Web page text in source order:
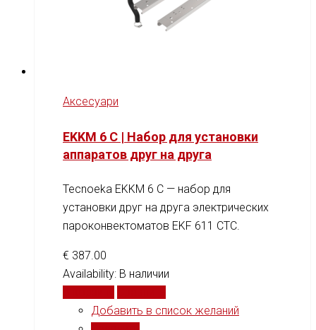
Аксесуари
EKKM 6 C | Набор для установки
аппаратов друг на друга
Tecnoeka EKKM 6 C — набор для
установки друг на друга электрических
пароконвектоматов EKF 611 CTC.
€ 387.00
Availability: В наличии
Добавить в список желаний